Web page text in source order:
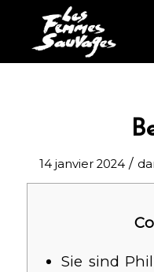
14 janvier 2024 /
Sie sind